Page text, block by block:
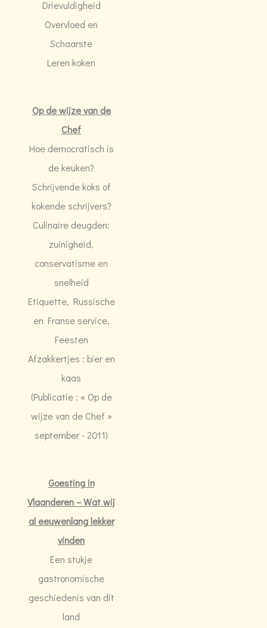
Drievuldigheid
Overvloed en
Schaarste
Leren koken
Op de wijze van de
Chef
Hoe democratisch is
de keuken?
Schrijvende koks of
kokende schrijvers?
Culinaire deugden:
zuinigheid,
conservatisme en
snelheid
Etiquette, Russische
en Franse service,
Feesten
Afzakkertjes : bier en
kaas
(Publicatie : « Op de
wijze van de Chef »
september - 2011)
Goesting in
Vlaanderen – Wat wij
al eeuwenlang lekker
vinden
Een stukje
gastronomische
geschiedenis van dit
land